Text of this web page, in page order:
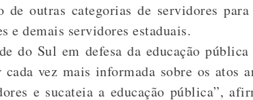
outras categorias de servidores
e demais servidores estaduais.
do Sul em defesa da educação
vez mais informada sobre os atos
e sucateia a educação pública”,